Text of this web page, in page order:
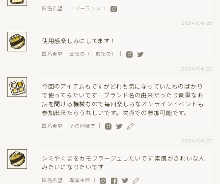
匿名希望 ｜フリーランス ｜
2024/04/22
使用感楽しみにしてます！
匿名希望 ｜会社員（一般社員） ｜
2024/04/22
今回のアイテムもですがどれも気になっていたものばかり
で使ってみたいです！ブランド名の由来だったり貴重なお
話を聞ける機械なので毎回楽しみなオンラインイベントも
参加出来たらうれしいです。次点での参加可能です。
匿名希望 ｜その他職業 ｜
2024/04/22
シミやくまをカモフラージュしたいです 素肌がきれいな人
みたいになりたいです
匿名希望 ｜専業主婦 ｜